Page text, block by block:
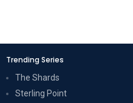
Trending Series
The Shards
Sterling Point